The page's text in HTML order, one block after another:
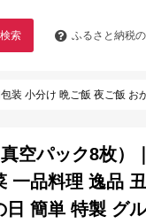
検索 ふるさと納税の
理 逸品 丑の日 土用の丑の日 団らん ご馳
空パック8枚）
一品料理 逸品
日 簡単 特製 グ